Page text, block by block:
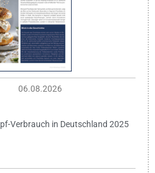
06.08.2026
Verbrauch in Deutschland 2025